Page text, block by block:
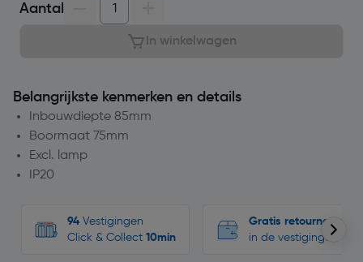
Aantal
In winkelwagen
Belangrijkste kenmerken en details
Inbouwdiepte 85mm
Boormaat 75mm
Excl. lamp
IP20
94 Vestigingen
Click & Collect 10min
Gratis retourneren
in de vestigingen